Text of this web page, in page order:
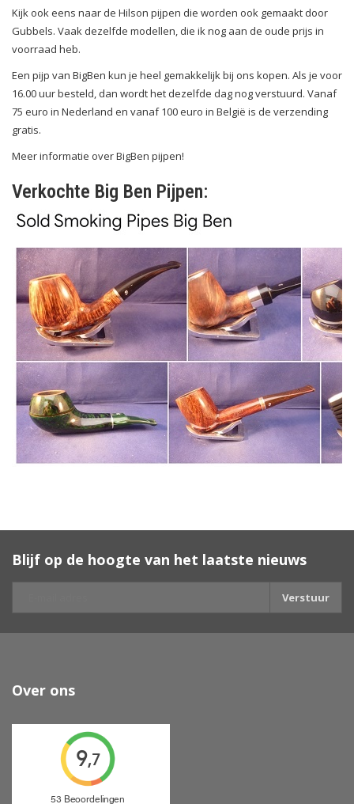
Kijk ook eens naar de Hilson pijpen die worden ook gemaakt door
Gubbels. Vaak dezelfde modellen, die ik nog aan de oude prijs in
voorraad heb.
Een pijp van BigBen kun je heel gemakkelijk bij ons kopen. Als je voor
16.00 uur besteld, dan wordt het dezelfde dag nog verstuurd. Vanaf
75 euro in Nederland en vanaf 100 euro in België is de verzending
gratis.
Meer informatie over BigBen pijpen!
Verkochte Big Ben Pijpen:
Blijf op de hoogte van het laatste nieuws
Verstuur
Over ons